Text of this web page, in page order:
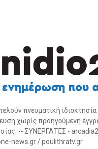
πνευματική
χωρίς προηγούμενη
-- ΣΥΝΕΡΓΑΤΕΣ -
news.gr / poulithratv.gr